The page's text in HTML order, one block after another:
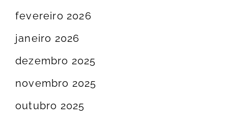
fevereiro 2026
janeiro 2026
dezembro 2025
novembro 2025
outubro 2025